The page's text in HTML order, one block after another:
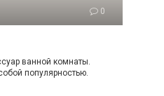
0
ванной комнаты.
популярностью.